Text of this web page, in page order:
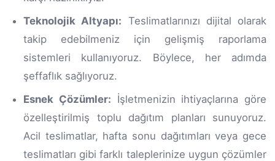
Teknolojik Altyapı: Teslimatlarınızı dijital olarak
takip edebilmeniz için gelişmiş raporlama
sistemleri kullanıyoruz. Böylece, her adımda
şeffaflık sağlıyoruz.
Esnek Çözümler: İşletmenizin ihtiyaçlarına göre
özelleştirilmiş toplu dağıtım planları sunuyoruz.
Acil teslimatlar, hafta sonu dağıtımları veya gece
teslimatları gibi farklı taleplerinize uygun çözümler